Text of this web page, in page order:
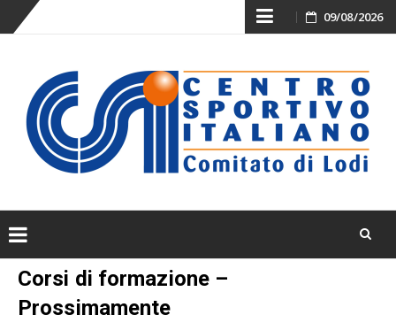
Skip
content
09/08/2026
Skip
content
Corsi di formazione –
Prossimamente